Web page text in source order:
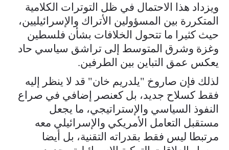
ويزداد هذا الاحتمال في ظل التوترات الكلامية
المتكررة بين المسؤولين الأتراك والإسرائيليين،
حيث كثيرا ما تتحول الخلافات بشأن فلسطين
وغزة وشرق المتوسط إلى تراشق سياسي حاد
يعكس عمق التباين بين الطرفين.
لذلك فإن صاروخ "يلدريم خان" قد لا ينظر إليه
فقط كسلاح جديد، بل كعنصر إضافي في صراع
النفوذ السياسي والإستراتيجي، ما يجعل
مستقبل التعامل الأمريكي والإسرائيلي معه
مرتبطا ليس فقط بقدراته التقنية، بل أيضا